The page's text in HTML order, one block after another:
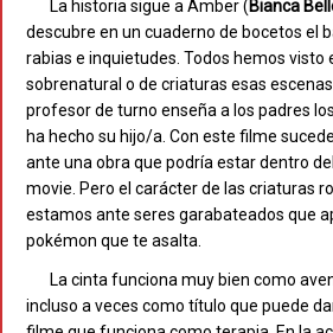
La historia sigue a Amber (Bianca
descubre en un cuaderno de bocetos el
rabias e inquietudes. Todos hemos visto
sobrenatural o de criaturas esas
profesor de turno enseña a los padres
ha hecho su hijo/a. Con este filme
ante una obra que podría estar dentro
movie. Pero el carácter de las criaturas
estamos ante seres garabateados que
pokémon que te asalta.
La cinta funciona muy bien como
incluso a veces como título que puede